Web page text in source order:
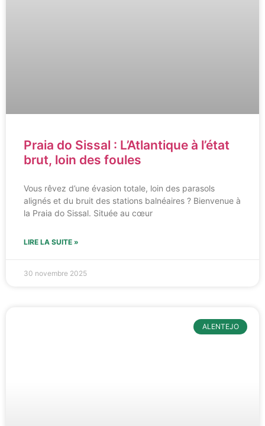
Praia do Sissal : L’Atlantique à l’état
brut, loin des foules
Vous rêvez d’une évasion totale, loin des parasols
alignés et du bruit des stations balnéaires ? Bienvenue à
la Praia do Sissal. Située au cœur
LIRE LA SUITE »
30 novembre 2025
ALENTEJO